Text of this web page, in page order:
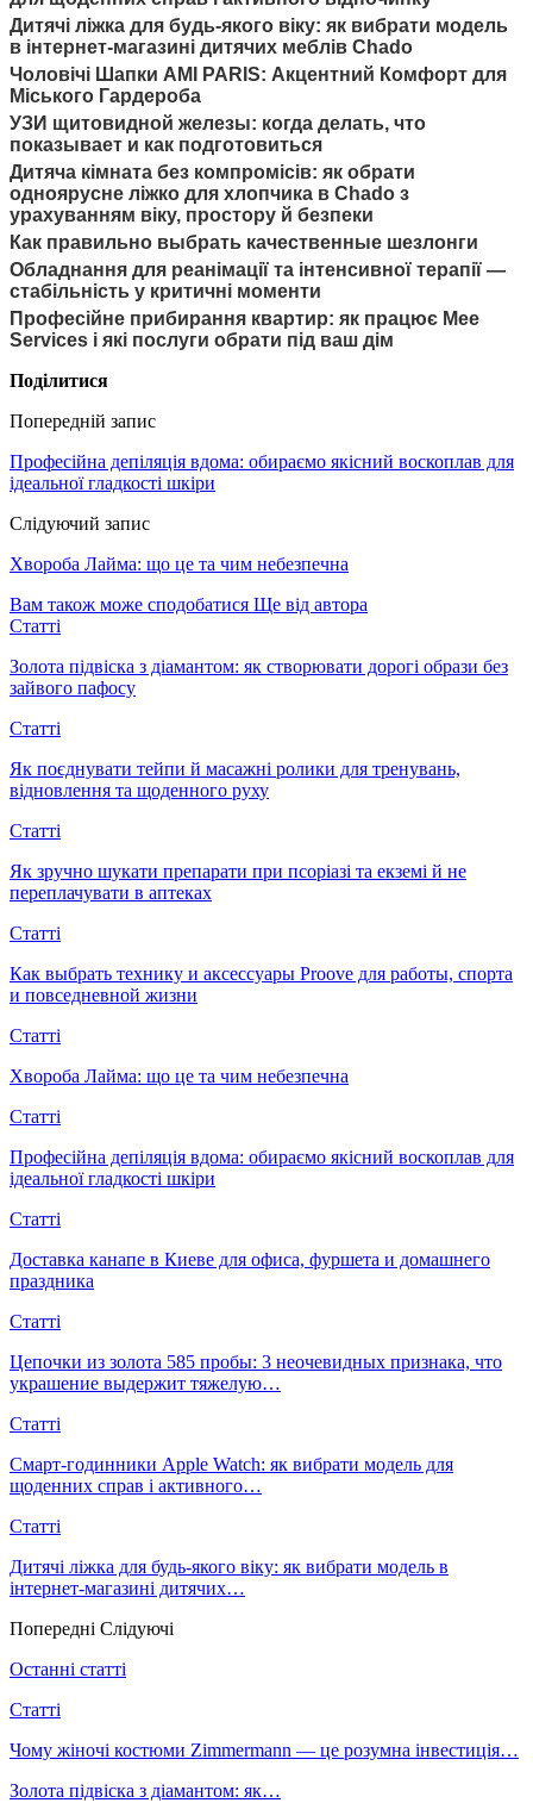
Дитячі ліжка для будь-якого віку: як вибрати модель
в інтернет-магазині дитячих меблів Chado
Чоловічі Шапки AMI PARIS: Акцентний Комфорт для
Міського Гардероба
УЗИ щитовидной железы: когда делать, что
показывает и как подготовиться
Дитяча кімната без компромісів: як обрати
одноярусне ліжко для хлопчика в Chado з
урахуванням віку, простору й безпеки
Как правильно выбрать качественные шезлонги
Обладнання для реанімації та інтенсивної терапії —
стабільність у критичні моменти
Професійне прибирання квартир: як працює Mee
Services і які послуги обрати під ваш дім
Поділитися
Попередній запис
Професійна депіляція вдома: обираємо якісний воскоплав для
ідеальної гладкості шкіри
Слідуючий запис
Хвороба Лайма: що це та чим небезпечна
Вам також може сподобатися Ще від автора
Статті
Золота підвіска з діамантом: як створювати дорогі образи без
зайвого пафосу
Статті
Як поєднувати тейпи й масажні ролики для тренувань,
відновлення та щоденного руху
Статті
Як зручно шукати препарати при псоріазі та екземі й не
переплачувати в аптеках
Статті
Как выбрать технику и аксессуары Proove для работы, спорта
и повседневной жизни
Статті
Хвороба Лайма: що це та чим небезпечна
Статті
Професійна депіляція вдома: обираємо якісний воскоплав для
ідеальної гладкості шкіри
Статті
Доставка канапе в Киеве для офиса, фуршета и домашнего
праздника
Статті
Цепочки из золота 585 пробы: 3 неочевидных признака, что
украшение выдержит тяжелую…
Статті
Смарт-годинники Apple Watch: як вибрати модель для
щоденних справ і активного…
Статті
Дитячі ліжка для будь-якого віку: як вибрати модель в
інтернет-магазині дитячих…
Попередні Слідуючі
Останні статті
Статті
Чому жіночі костюми Zimmermann — це розумна інвестиція…
Золота підвіска з діамантом: як…